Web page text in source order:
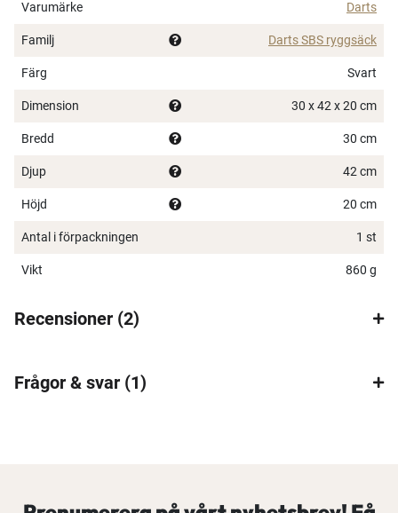
Varumärke Darts
Familj Darts SBS ryggsäck
Färg Svart
Dimension 30 x 42 x 20 cm
Bredd 30 cm
Djup 42 cm
Höjd 20 cm
Antal i förpackningen 1 st
Vikt 860 g
Recensioner 2
Frågor & svar (1)